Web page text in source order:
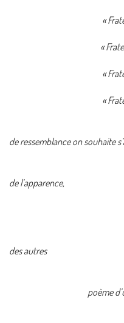
« Fraternité »
« Fraternité »
« Fraternité »
« Fraternité »
dans
de ressemblance on souhaite
tout
de l’apparence,
drôle
tu te
des autres
poème d’un ado